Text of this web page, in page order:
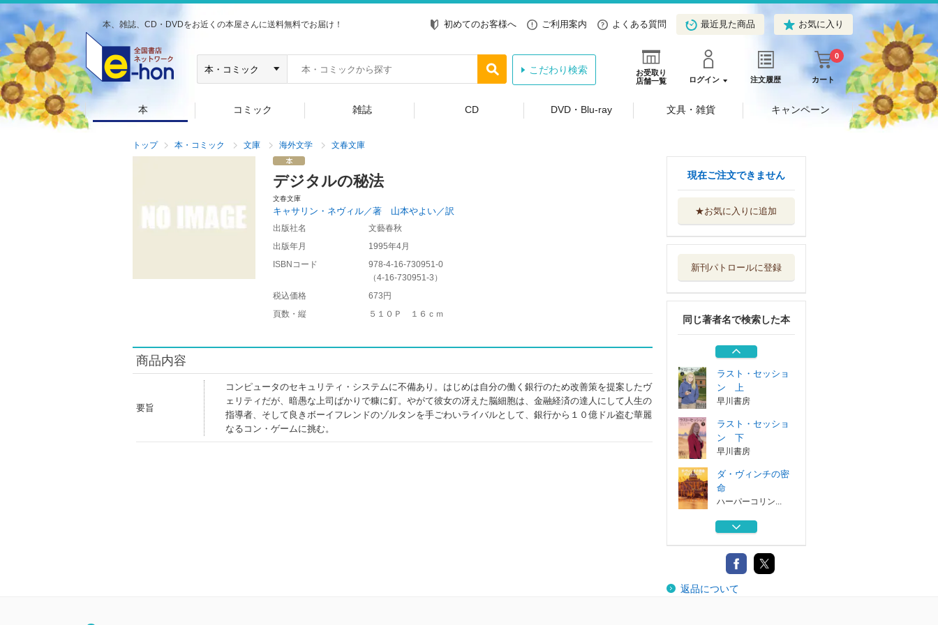
本、雑誌、CD・DVDをお近くの本屋さんに送料無料でお届け！ 初めてのお客様へ ご利用案内 よくある質問 最近見た商品 お気に入り
お受取り
店舗一覧
ログイン 注文履歴 カート
0
こだわり検索
本 コミック 雑誌 CD DVD・Blu-ray 文具・雑貨 キャンペーン
トップ 本・コミック 文庫 海外文学 文春文庫
デジタルの秘法
文春文庫
キャサリン・ネヴィル／著 山本やよい／訳
出版社名
文藝春秋
出版年月
1995年4月
ISBNコード
978-4-16-730951-0
（4-16-730951-3 ）
税込価格
673円
頁数・縦
５１０Ｐ １６ｃｍ
商品内容
要旨
コンピュータのセキュリティ・システムに不備あり。はじめは自分の働く銀行のため改善策を提案したヴ
ェリティだが、暗愚な上司ばかりで糠に釘。やがて彼女の冴えた脳細胞は、金融経済の達人にして人生の
指導者、そして良きボーイフレンドのゾルタンを手ごわいライバルとして、銀行から１０億ドル盗む華麗
なるコン・ゲームに挑む。
現在ご注文できません
★お気に入りに追加
新刊パトロールに登録
同じ著者名で検索した本
ダ・ヴィンチの密
命
名前をなくした貴
ハーパーコリン...
コーンウォールに
死す
ハーパーコリン...
ラスト・セッショ
ン 上
早川書房
ラスト・セッショ
ン 下
早川書房
ダ・ヴィンチの密
命
ハーパーコリン...
名前をなくした貴
ハーパーコリン...
コーンウォールに
死す
返品について